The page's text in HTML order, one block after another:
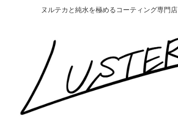
ヌルテカと純水を極めるコーティング専門店